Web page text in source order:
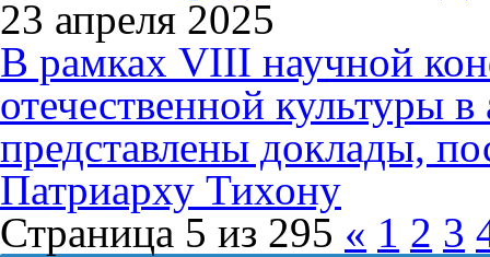
23 апреля 2025
В рамках VIII научной
отечественной культуры
представлены доклады,
Патриарху Тихону
Страница 5 из 295 « 1 2 3